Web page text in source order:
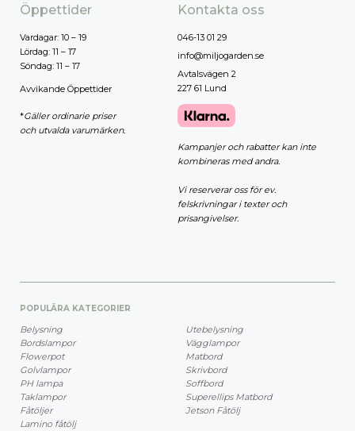
Öppettider
Vardagar: 10 – 19
Lördag: 11 – 17
Söndag: 11 – 17
Avvikande Öppettider
*Gäller ordinarie priser
och utvalda varumärken.
Kontakta oss
046-13 01 29
info@miljogarden.se
Avtalsvägen 2
227 61 Lund
Kampanjer och rabatter kan inte
kombineras med andra.
Vi reserverar oss för ev.
felskrivningar i texter och
prisangivelser.
POPULÄRA KATEGORIER
Belysning
Bordslampor
Flowerpot
Golvlampor
PH lampa
Taklampor
Fåtöljer
Lamino fåtölj
Utebelysning
Vägglampor
Matbord
Skrivbord
Soffbord
Superellips Matbord
Jetson Fåtölj